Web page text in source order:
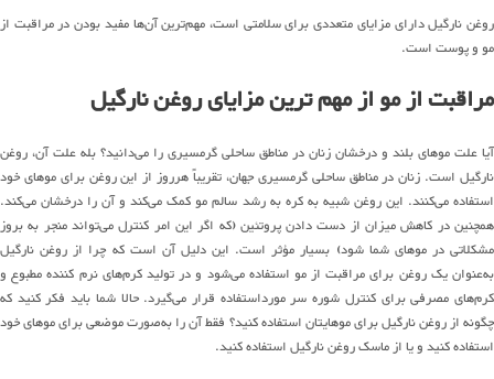
روغن نارگیل دارای مزایای متعددی برای سلامتی است، مهم‌ترین آن‌ها مفید بودن در مراقبت از
مو و پوست است.
مراقبت از مو از مهم ترین مزایای روغن نارگیل
آیا علت موهای بلند و درخشان زنان در مناطق ساحلی گرمسیری را می‌دانید؟ بله علت آن، روغن
نارگیل است. زنان در مناطق ساحلی گرمسیری جهان، تقریباً هرروز از این روغن برای موهای خود
استفاده می‌کنند. این روغن شبیه به کره به رشد سالم مو کمک می‌کند و آن را درخشان می‌کند.
همچنین در کاهش میزان از دست دادن پروتئین (که اگر این امر کنترل می‌تواند منجر به بروز
مشکلاتی در موهای شما شود) بسیار مؤثر است. این دلیل آن است که چرا از روغن نارگیل
به‌عنوان یک روغن برای مراقبت از مو استفاده می‌شود و در تولید کرم‌های نرم کننده مطبوع و
کرم‌های مصرفی برای کنترل شوره سر مورداستفاده قرار می‌گیرد. حالا شما باید فکر کنید که
چگونه از روغن نارگیل برای موهایتان استفاده کنید؟ فقط آن را به‌صورت موضعی برای موهای خود
استفاده کنید و یا از ماسک روغن نارگیل استفاده کنید.